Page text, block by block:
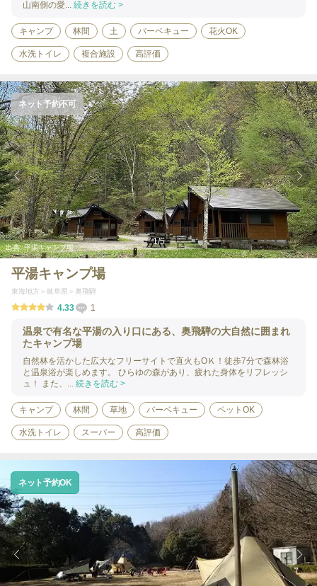
山南側の愛... 続きを読む >
キャンプ 林間 土 バーベキュー 花火OK
水洗トイレ 複合施設 高評価
出典:平湯キャンプ場
1/5
ネット予約不可
平湯キャンプ場
東海地方 岐阜県 奥飛騨
4.33 1
温泉で有名な平湯の入り口にある、奥飛騨の大自然に囲まれ
たキャンプ場
自然林を活かした広大なフリーサイトで直火もOＫ！徒歩7分で森林浴
と温泉浴が楽しめます。 ひらゆの森があり、疲れた身体をリフレッシ
ュ！ また、... 続きを読む >
キャンプ 林間 草地 バーベキュー ペットOK
水洗トイレ スーパー 高評価
ネット予約OK